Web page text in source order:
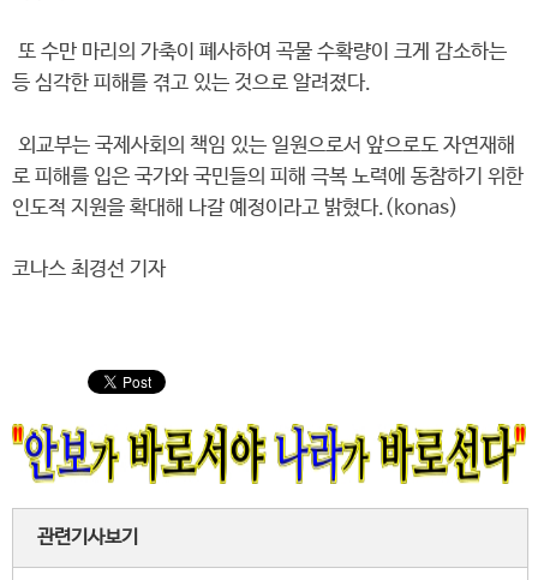
또 수만 마리의 가축이 폐사하여 곡물 수확량이 크게 감소하는
등 심각한 피해를 겪고 있는 것으로 알려졌다.
외교부는 국제사회의 책임 있는 일원으로서 앞으로도 자연재해
로 피해를 입은 국가와 국민들의 피해 극복 노력에 동참하기 위한
인도적 지원을 확대해 나갈 예정이라고 밝혔다.(konas)
코나스 최경선 기자
관련기사보기